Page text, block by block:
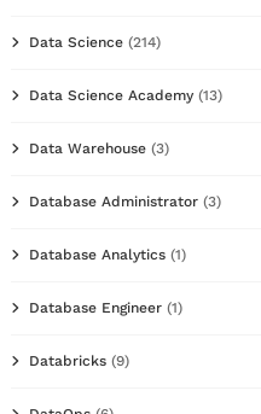
Data Science (214)
Data Science Academy (13)
Data Warehouse (3)
Database Administrator (3)
Database Analytics (1)
Database Engineer (1)
Databricks (9)